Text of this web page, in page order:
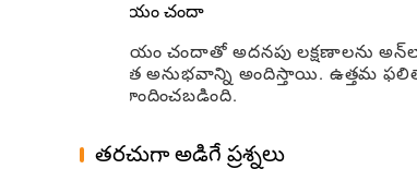
ప్రీమియం చందా
ప్రీమియం చందాతో అదనపు లక్షణాలను
రహిత అనుభవాన్ని అందిస్తాయి. ఉత్తమ
రూపొందించబడింది.
తరచుగా అడిగే ప్రశ్నలు